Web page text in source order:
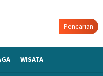
Pencarian
WISATA